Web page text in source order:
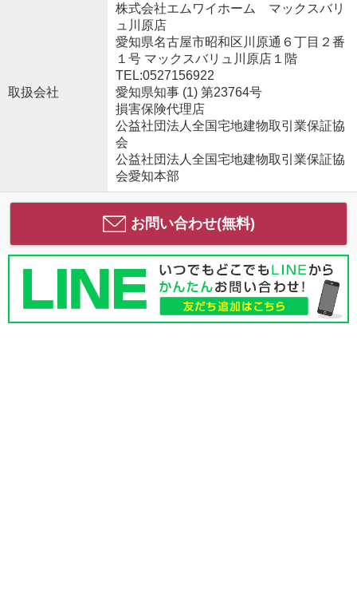
取扱会社
株式会社エムワイホーム マックスバリ
ュ川原店
愛知県名古屋市昭和区川原通６丁目２番
１号 マックスバリュ川原店１階
TEL:0527156922
愛知県知事 (1) 第23764号
損害保険代理店
公益社団法人全国宅地建物取引業保証協
会
公益社団法人全国宅地建物取引業保証協
会愛知本部
お問い合わせ(無料)